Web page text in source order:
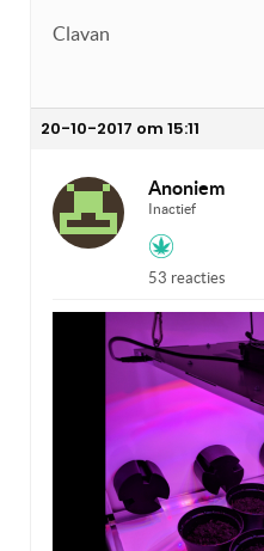
Clavan
20-10-2017 om 15:11
Anoniem
Inactief
53 reacties